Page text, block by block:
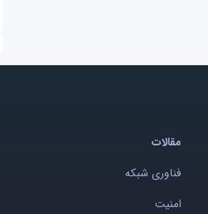
مقالات
فناوری شبکه
امنیت